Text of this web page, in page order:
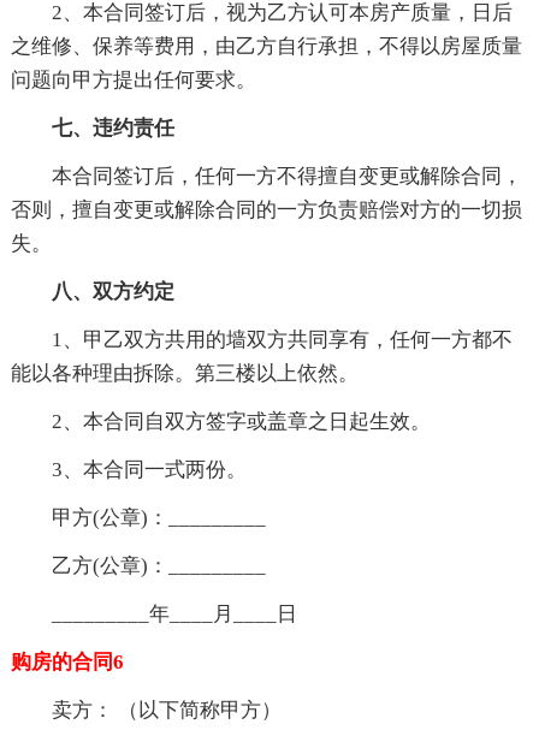
2、本合同签订后，视为乙方认可本房产质量，日后
之维修、保养等费用，由乙方自行承担，不得以房屋质量
问题向甲方提出任何要求。
七、违约责任
本合同签订后，任何一方不得擅自变更或解除合同，
否则，擅自变更或解除合同的一方负责赔偿对方的一切损
失。
八、双方约定
1、甲乙双方共用的墙双方共同享有，任何一方都不
能以各种理由拆除。第三楼以上依然。
2、本合同自双方签字或盖章之日起生效。
3、本合同一式两份。
甲方(公章)：_________
乙方(公章)：_________
_________年____月____日
购房的合同6
卖方： （以下简称甲方）